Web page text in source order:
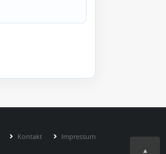
Kontakt
Impressum
▲